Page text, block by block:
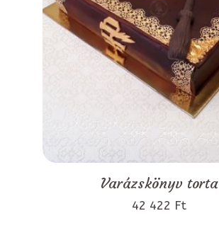
Varázskönyv torta
42 422 Ft